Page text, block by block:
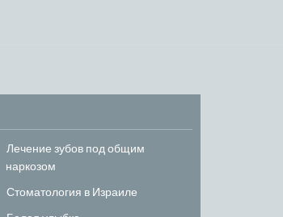
Лечение зубов под общим
наркозом
Стоматология в Израиле